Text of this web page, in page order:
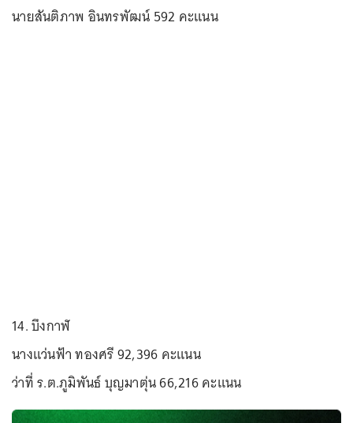
นายสันติภาพ อินทรพัฒน์ 592 คะแนน
14. บึงกาฬ
นางแว่นฟ้า ทองศรี 92,396 คะแนน
ว่าที่ ร.ต.ภูมิพันธ์ บุญมาตุ่น 66,216 คะแนน